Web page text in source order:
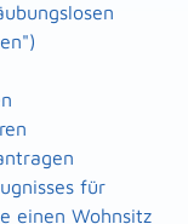
für
einen Wohnsitz